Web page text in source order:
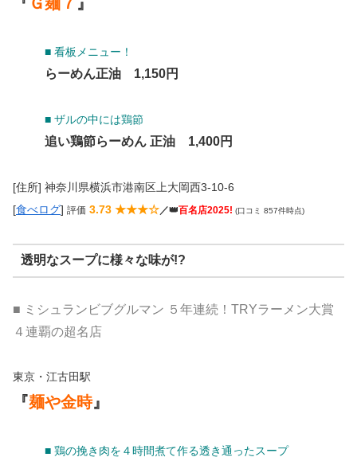
■ 看板メニュー！
らーめん正油 1,150円
■ ザルの中には鶏節
追い鶏節らーめん 正油 1,400円
[住所] 神奈川県横浜市港南区上大岡西3-10-6
[食べログ] 評価 3.73 ★★★☆ ／👑百名店2025! (口コミ 857件時点)
透明なスープに様々な味が!?
■ ミシュランビブグルマン ５年連続！TRYラーメン大賞
４連覇の超名店
東京・江古田駅
『麺や金時』
■ 鶏の挽き肉を４時間煮て作る透き通ったスープ